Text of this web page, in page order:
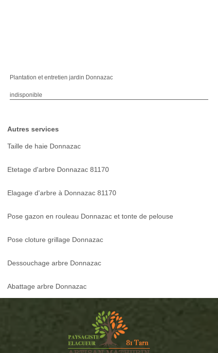
Plantation et entretien jardin Donnazac
indisponible
Autres services
Taille de haie Donnazac
Etetage d'arbre Donnazac 81170
Elagage d'arbre à Donnazac 81170
Pose gazon en rouleau Donnazac et tonte de pelouse
Pose cloture grillage Donnazac
Dessouchage arbre Donnazac
Abattage arbre Donnazac